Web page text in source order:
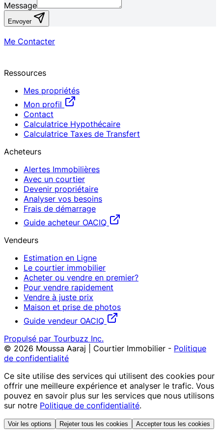
Message
Envoyer
Me Contacter
Ressources
Mes propriétés
Mon profil
Contact
Calculatrice Hypothécaire
Calculatrice Taxes de Transfert
Acheteurs
Alertes Immobilières
Avec un courtier
Devenir propriétaire
Analyser vos besoins
Frais de démarrage
Guide acheteur OACIQ
Vendeurs
Estimation en Ligne
Le courtier immobilier
Acheter ou vendre en premier?
Pour vendre rapidement
Vendre à juste prix
Maison et prise de photos
Guide vendeur OACIQ
Propulsé par Tourbuzz Inc.
© 2026 Moussa Aaraj | Courtier Immobilier - Politique
de confidentialité
Ce site utilise des services qui utilisent des cookies pour
offrir une meilleure expérience et analyser le trafic. Vous
pouvez en savoir plus sur les services que nous utilisons
sur notre Politique de confidentialité.
Voir les options Rejeter tous les cookies Accepter tous les cookies